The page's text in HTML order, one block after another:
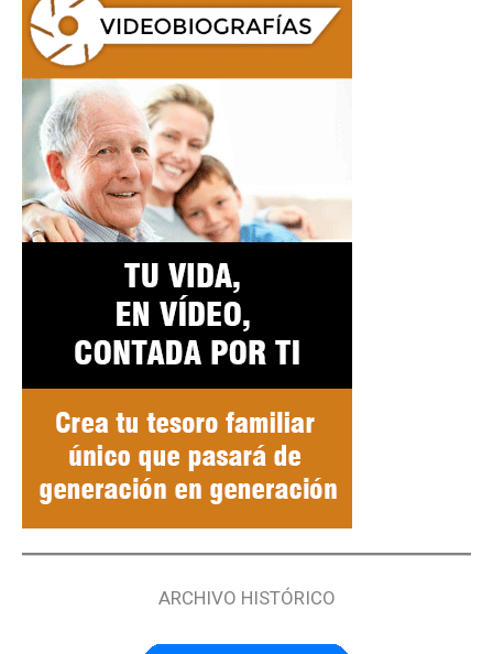
ARCHIVO HISTÓRICO